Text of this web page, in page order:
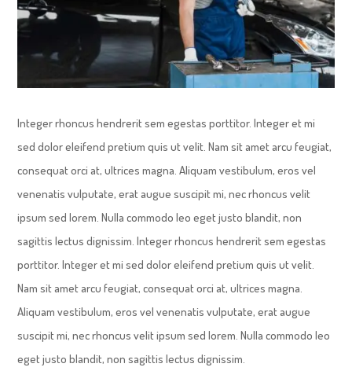
Integer rhoncus hendrerit sem egestas porttitor. Integer et mi
sed dolor eleifend pretium quis ut velit. Nam sit amet arcu feugiat,
consequat orci at, ultrices magna. Aliquam vestibulum, eros vel
venenatis vulputate, erat augue suscipit mi, nec rhoncus velit
ipsum sed lorem. Nulla commodo leo eget justo blandit, non
sagittis lectus dignissim. Integer rhoncus hendrerit sem egestas
porttitor. Integer et mi sed dolor eleifend pretium quis ut velit.
Nam sit amet arcu feugiat, consequat orci at, ultrices magna.
Aliquam vestibulum, eros vel venenatis vulputate, erat augue
suscipit mi, nec rhoncus velit ipsum sed lorem. Nulla commodo leo
eget justo blandit, non sagittis lectus dignissim.